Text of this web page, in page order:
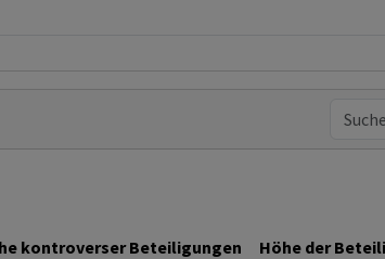
kontroverser Beteiligungen Höhe der